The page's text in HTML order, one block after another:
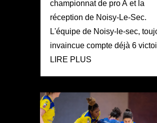
championnat de pro A et la
réception de Noisy-Le-Sec.
L'équipe de Noisy-le-sec,
invaincue compte déjà 6
LIRE PLUS